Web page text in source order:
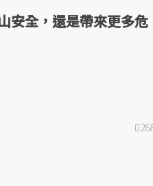
安全，還是帶來更多危